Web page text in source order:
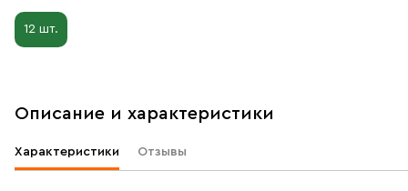
12 шт.
Описание и характеристики
Характеристики Отзывы